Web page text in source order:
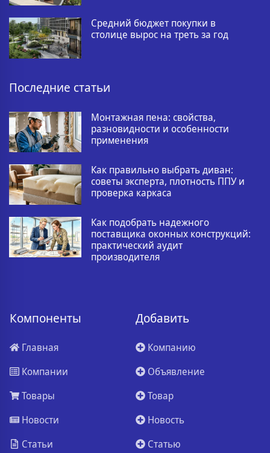
Средний бюджет покупки в
столице вырос на треть за год
Последние статьи
Монтажная пена: свойства,
разновидности и особенности
применения
Как правильно выбрать диван:
советы эксперта, плотность ППУ и
проверка каркаса
Как подобрать надежного
поставщика оконных конструкций:
практический аудит
производителя
Компоненты
Главная
Компании
Товары
Новости
Статьи
Добавить
Компанию
Объявление
Товар
Новость
Статью